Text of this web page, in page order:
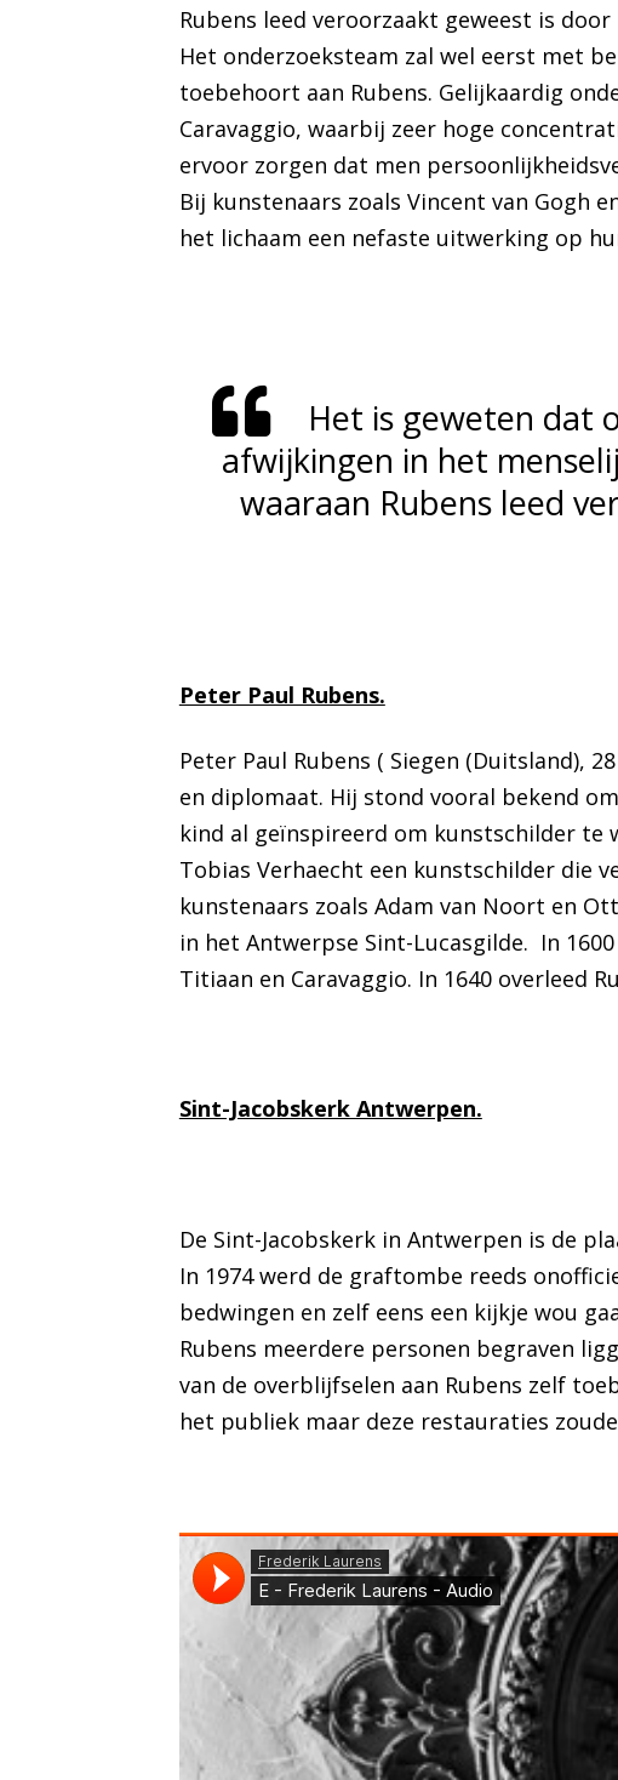
Rubens leed veroorzaakt geweest is
Het onderzoeksteam zal wel eerst met
toebehoort aan Rubens. Gelijkaardig
Caravaggio, waarbij zeer hoge
ervoor zorgen dat men
Bij kunstenaars zoals Vincent van Gogh
het lichaam een nefaste uitwerking op
Het is geweten dat
afwijkingen in het
waaraan Rubens leed
Peter Paul Rubens.
Peter Paul Rubens ( Siegen (Duitsland),
en diplomaat. Hij stond vooral bekend
kind al geïnspireerd om kunstschilder te
Tobias Verhaecht een kunstschilder die
kunstenaars zoals Adam van Noort en
in het Antwerpse Sint-Lucasgilde. In
Titiaan en Caravaggio. In 1640 overleed
Sint-Jacobskerk Antwerpen.
De Sint-Jacobskerk in Antwerpen is de
In 1974 werd de graftombe reeds
bedwingen en zelf eens een kijkje wou
Rubens meerdere personen begraven
van de overblijfselen aan Rubens zelf
het publiek maar deze restauraties